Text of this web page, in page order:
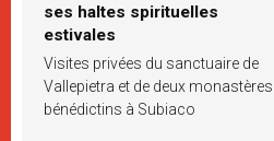
ses haltes spirituelles
estivales
Visites privées du sanctuaire de
Vallepietra et de deux monastères
bénédictins à Subiaco